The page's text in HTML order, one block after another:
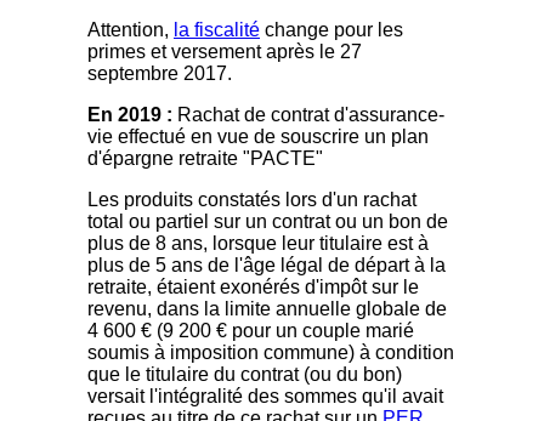
Attention, la fiscalité change pour les
primes et versement après le 27
septembre 2017.
En 2019 : Rachat de contrat d'assurance-
vie effectué en vue de souscrire un plan
d'épargne retraite "PACTE"
Les produits constatés lors d'un rachat
total ou partiel sur un contrat ou un bon de
plus de 8 ans, lorsque leur titulaire est à
plus de 5 ans de l'âge légal de départ à la
retraite, étaient exonérés d'impôt sur le
revenu, dans la limite annuelle globale de
4 600 € (9 200 € pour un couple marié
soumis à imposition commune) à condition
que le titulaire du contrat (ou du bon)
versait l'intégralité des sommes qu'il avait